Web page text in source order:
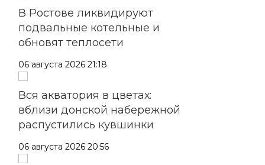
В Ростове ликвидируют
подвальные котельные и
обновят теплосети
06 августа 2026 21:18
Вся акватория в цветах:
вблизи донской набережной
распустились кувшинки
06 августа 2026 20:56